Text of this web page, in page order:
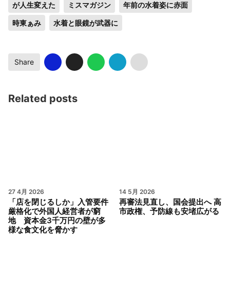
が人生変えた ミスマガジン 年前の水着姿に赤面
時東ぁみ 水着と眼鏡が武器に
Share
Related posts
27 4月 2026
「店を閉じるしか」入管要件
厳格化で外国人経営者が窮
地 資本金3千万円の壁が多
様な食文化を脅かす
14 5月 2026
再審法見直し、国会提出へ 高
市政権、予防線も安堵広がる